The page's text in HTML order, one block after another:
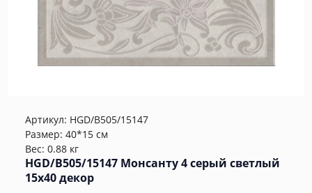
Артикул: HGD/B505/15147
Размер: 40*15 см
Вес: 0.88 кг
HGD/B505/15147 Монсанту 4 серый светлый
15х40 декор